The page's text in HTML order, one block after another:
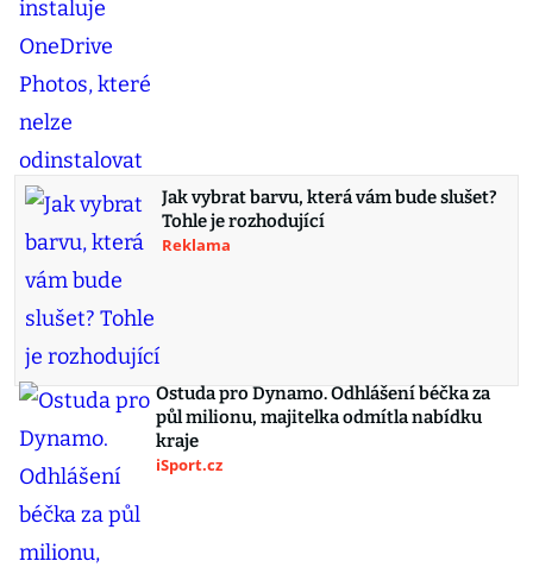
Jak vybrat barvu, která vám bude slušet?
Tohle je rozhodující
Reklama
Ostuda pro Dynamo. Odhlášení béčka za
půl milionu, majitelka odmítla nabídku
kraje
iSport.cz